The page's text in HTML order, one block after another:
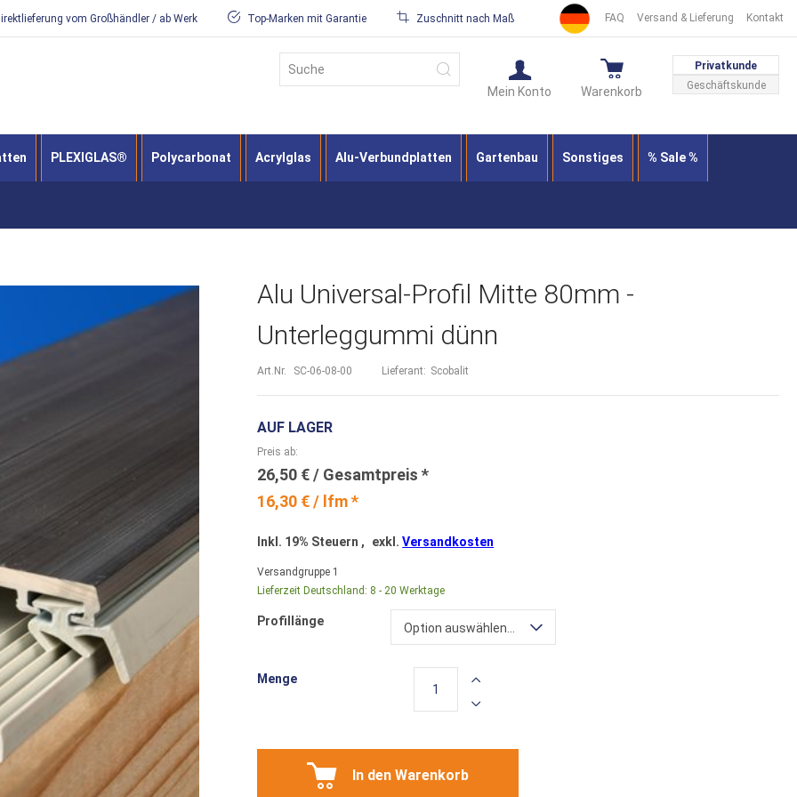
FAQ Versand & Lieferung Kontakt
vom Großhändler / ab Werk Top-Marken mit Garantie Zuschnitt nach Maß
Privatkunde
Geschäftskunde
Warenkorb
Mein Konto
Suche
PLEXIGLAS® Polycarbonat Acrylglas Alu-Verbundplatten Gartenbau Sonstiges % Sale %
Alu Universal-Profil Mitte 80mm -
Unterleggummi dünn
Art.Nr. SC-06-08-00 Lieferant: Scobalit
AUF LAGER
16,30 € / lfm *
Preis ab
26,50 €
Inkl. 19% Steuern , exkl.Versandkosten
Versandgruppe 1
Lieferzeit Deutschland: 8 - 20 Werktage
Profillänge Option auswählen...
Menge
In den Warenkorb